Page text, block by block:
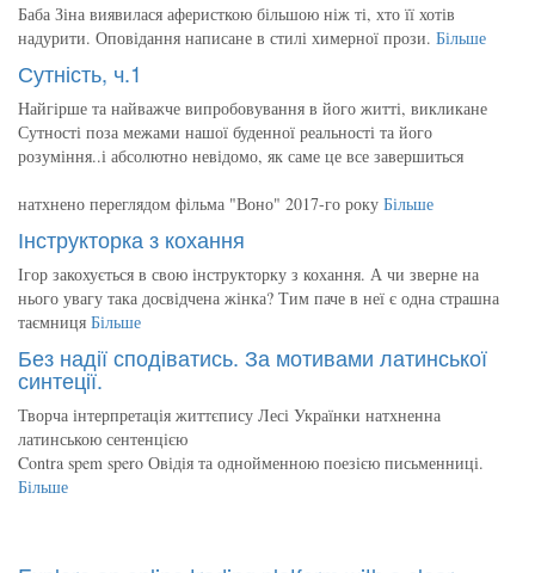
Баба Зіна виявилася аферисткою більшою ніж ті, хто її хотів
надурити. Оповідання написане в стилі химерної прози. Більше
Сутність, ч.1
Найгірше та найважче випробовування в його житті, викликане
Сутності поза межами нашої буденної реальності та його
розуміння..і абсолютно невідомо, як саме це все завершиться
натхнено переглядом фільма "Воно" 2017-го року Більше
Інструкторка з кохання
Ігор закохується в свою інструкторку з кохання. А чи зверне на
нього увагу така досвідчена жінка? Тим паче в неї є одна страшна
таємниця Більше
Без надії сподіватись. За мотивами латинської
синтеції.
Творча інтерпретація життєпису Лесі Українки натхненна
латинською сентенцією
Contra spem spero Овідія та однойменною поезією письменниці.
Більше